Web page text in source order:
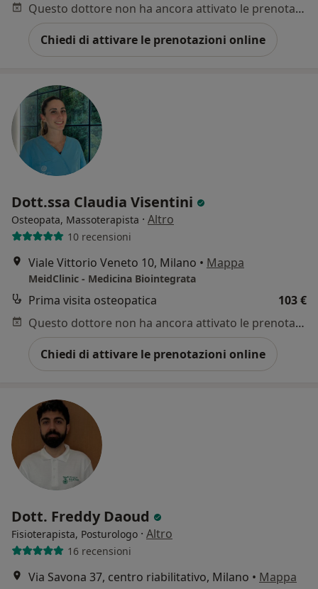
Questo dottore non ha ancora attivato le prenotazioni online presso questo indirizzo.
Chiedi di attivare le prenotazioni online
Dott.ssa Claudia Visentini
Osteopata, Massoterapista · Altro
10 recensioni
Viale Vittorio Veneto 10, Milano • Mappa
MeidClinic - Medicina Biointegrata
Prima visita osteopatica
103 €
Questo dottore non ha ancora attivato le prenotazioni online presso questo indirizzo.
Chiedi di attivare le prenotazioni online
Dott. Freddy Daoud
Fisioterapista, Posturologo · Altro
16 recensioni
Via Savona 37, centro riabilitativo, Milano • Mappa